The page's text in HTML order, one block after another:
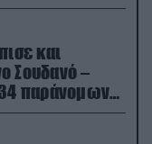
και
Σουδανό –
34 παράνομων